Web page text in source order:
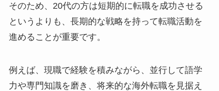
そのため、20代の方は短期的に転職を成功させる
というよりも、長期的な戦略を持って転職活動を
進めることが重要です。
例えば、現職で経験を積みながら、並行して語学
力や専門知識を磨き、将来的な海外転職を見据え